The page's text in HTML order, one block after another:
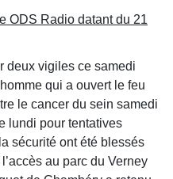
ODS Radio datant du 21
deux vigiles ce samedi
qui a ouvert le feu
le cancer du sein samedi
lundi pour tentatives
sécurité ont été blessés
au parc du Verney